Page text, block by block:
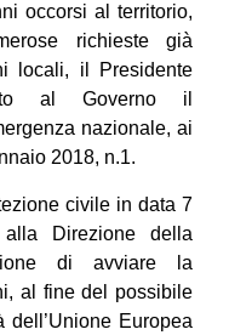
occorsi al territorio,
richieste già
locali, il Presidente
al Governo il
nazionale, ai
2018, n.1.
civile in data 7
Direzione della
di avviare la
al fine del possibile
Europea